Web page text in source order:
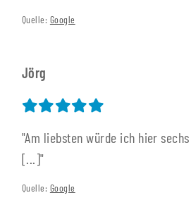
Quelle: Google
Jörg
"Am liebsten würde ich hier
[...]"
Quelle: Google